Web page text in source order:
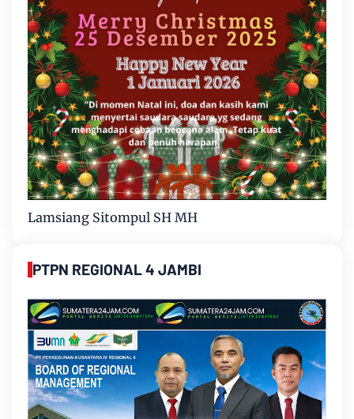
Lamsiang Sitompul SH MH
PTPN REGIONAL 4 JAMBI